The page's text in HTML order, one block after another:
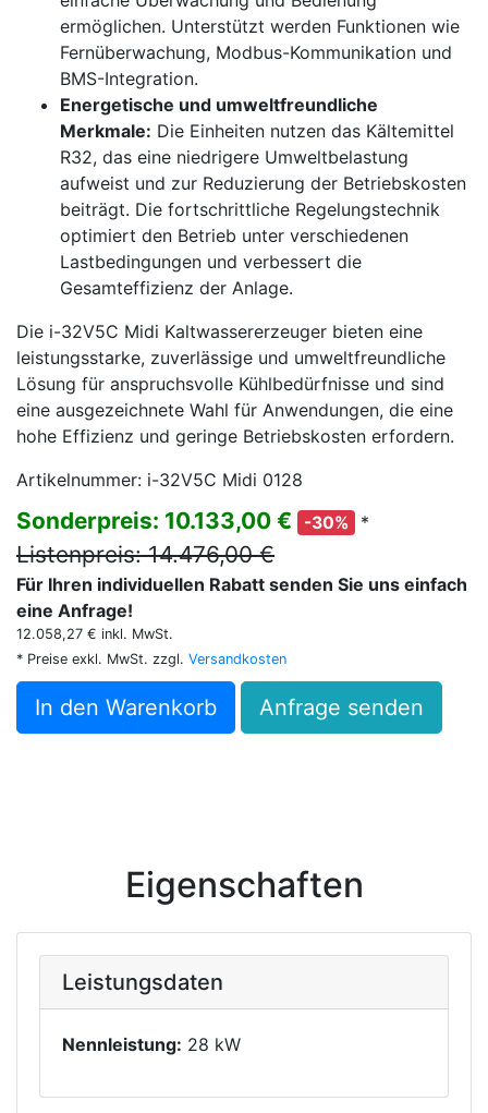
ermöglichen. Unterstützt werden Funktionen wie
Fernüberwachung, Modbus-Kommunikation und
BMS-Integration.
Energetische und umweltfreundliche
Merkmale: Die Einheiten nutzen das Kältemittel
R32, das eine niedrigere Umweltbelastung
aufweist und zur Reduzierung der Betriebskosten
beiträgt. Die fortschrittliche Regelungstechnik
optimiert den Betrieb unter verschiedenen
Lastbedingungen und verbessert die
Gesamteffizienz der Anlage.
Die i-32V5C Midi Kaltwassererzeuger bieten eine
leistungsstarke, zuverlässige und umweltfreundliche
Lösung für anspruchsvolle Kühlbedürfnisse und sind
eine ausgezeichnete Wahl für Anwendungen, die eine
hohe Effizienz und geringe Betriebskosten erfordern.
Artikelnummer: i-32V5C Midi 0128
Sonderpreis: 10.133,00 € -30% *
Listenpreis: 14.476,00 €
Für Ihren individuellen Rabatt senden Sie uns einfach
eine Anfrage!
12.058,27 € inkl. MwSt.
* Preise exkl. MwSt. zzgl. Versandkosten
In den Warenkorb Anfrage senden
Eigenschaften
Leistungsdaten
Nennleistung: 28 kW